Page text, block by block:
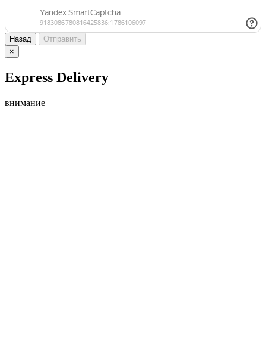
Назад
Отправить
×
Express Delivery
внимание